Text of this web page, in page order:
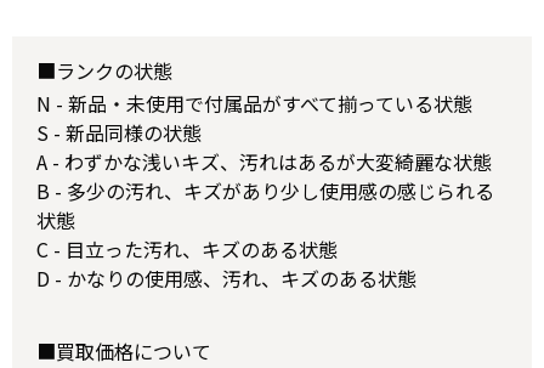
■ランクの状態
N - 新品・未使用で付属品がすべて揃っている状態
S - 新品同様の状態
A - わずかな浅いキズ、汚れはあるが大変綺麗な状態
B - 多少の汚れ、キズがあり少し使用感の感じられる
状態
C - 目立った汚れ、キズのある状態
D - かなりの使用感、汚れ、キズのある状態
■買取価格について